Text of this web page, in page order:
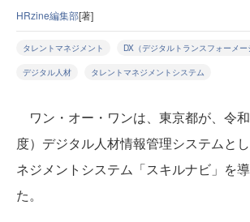
HRzine編集部[著]
タレントマネジメント DX（デジタルトランスフォーメー
デジタル人材 タレントマネジメントシステム
ワン・オー・ワンは、東京都が、令
度）デジタル人材情報管理システムと
ネジメントシステム「スキルナビ」を
た。